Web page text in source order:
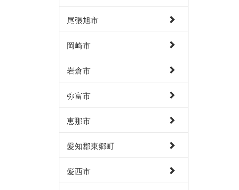
尾張旭市
岡崎市
岩倉市
弥富市
恵那市
愛知郡東郷町
愛西市